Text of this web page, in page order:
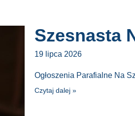
Szesnasta
19 lipca 2026
Ogłoszenia Parafialne Na
Czytaj dalej »